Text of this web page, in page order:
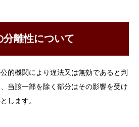
離性について
的機関により違法又は無効であると判
当該一部を除く部分はその影響を受け
します。